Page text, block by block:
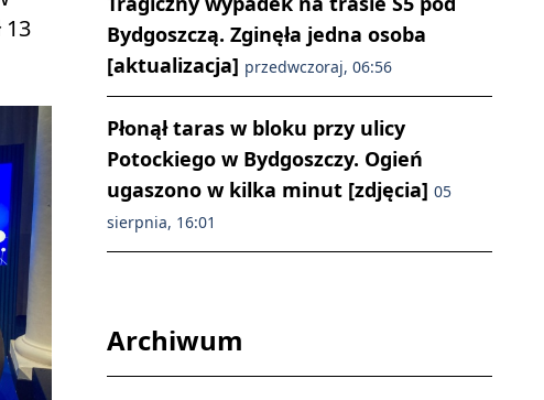
13
Bydgoszczą. Zginęła jedna osoba
[aktualizacja] przedwczoraj, 06:56
Płonął taras w bloku przy ulicy
Potockiego w Bydgoszczy. Ogień
ugaszono w kilka minut [zdjęcia] 05
sierpnia, 16:01
Archiwum